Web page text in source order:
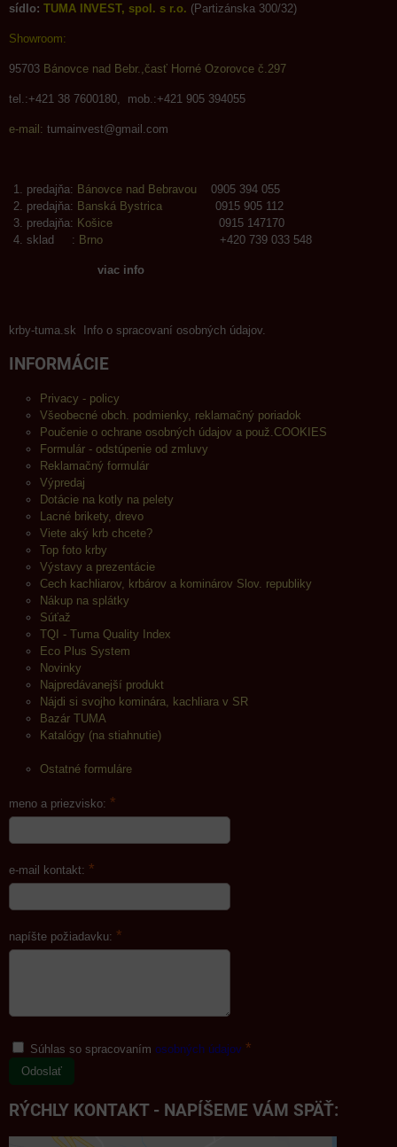
sídlo: TUMA INVEST, spol. s r.o. (Partizánska 300/32)
Showroom:
95703 Bánovce nad Bebr.,časť Horné Ozorovce č.297
tel.:+421 38 7600180, mob.:+421 905 394055
e-mail: tumainvest@gmail.com
predajňa: Bánovce nad Bebravou 0905 394 055
predajňa: Banská Bystrica 0915 905 112
predajňa: Košice 0915 147170
sklad : Brno +420 739 033 548
viac info
krby-tuma.sk Info o spracovaní osobných údajov.
INFORMÁCIE
Privacy - policy
Všeobecné obch. podmienky, reklamačný poriadok
Poučenie o ochrane osobných údajov a použ.COOKIES
Formulár - odstúpenie od zmluvy
Reklamačný formulár
Výpredaj
Dotácie na kotly na pelety
Lacné brikety, drevo
Viete aký krb chcete?
Top foto krby
Výstavy a prezentácie
Cech kachliarov, krbárov a kominárov Slov. republiky
Nákup na splátky
Súťaž
TQI - Tuma Quality Index
Eco Plus System
Novinky
Najpredávanejší produkt
Nájdi si svojho kominára, kachliara v SR
Bazár TUMA
Katalógy (na stiahnutie)
Ostatné formuláre
meno a priezvisko: *
e-mail kontakt: *
napíšte požiadavku: *
Súhlas so spracovaním osobných údajov *
Odoslať
RÝCHLY KONTAKT - NAPÍŠEME VÁM SPÄŤ: